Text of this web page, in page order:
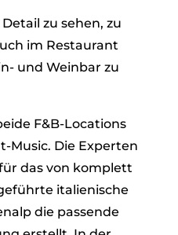
zu sehen, zu
im Restaurant
und Weinbar zu
F&B-Locations
Music. Die Experten
das von komplett
italienische
die passende